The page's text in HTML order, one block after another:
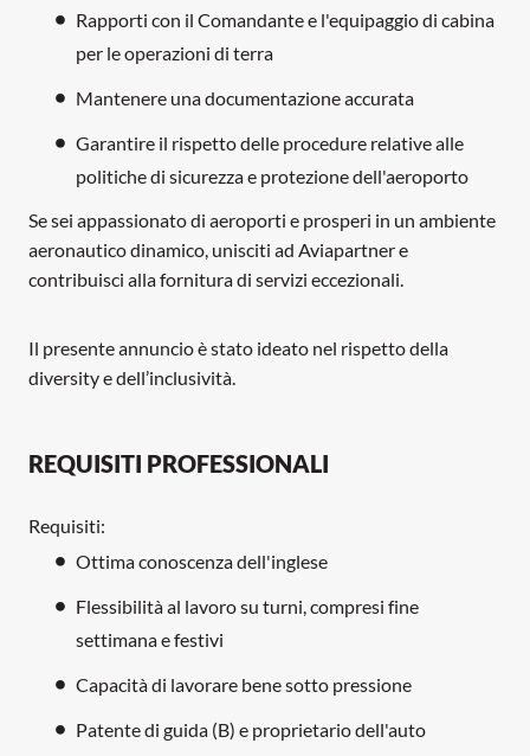
Rapporti con il Comandante e l'equipaggio di cabina
per le operazioni di terra
Mantenere una documentazione accurata
Garantire il rispetto delle procedure relative alle
politiche di sicurezza e protezione dell'aeroporto
Se sei appassionato di aeroporti e prosperi in un ambiente
aeronautico dinamico, unisciti ad Aviapartner e
contribuisci alla fornitura di servizi eccezionali.
Il presente annuncio è stato ideato nel rispetto della
diversity e dell’inclusività.
REQUISITI PROFESSIONALI
Requisiti:
Ottima conoscenza dell'inglese
Flessibilità al lavoro su turni, compresi fine
settimana e festivi
Capacità di lavorare bene sotto pressione
Patente di guida (B) e proprietario dell'auto